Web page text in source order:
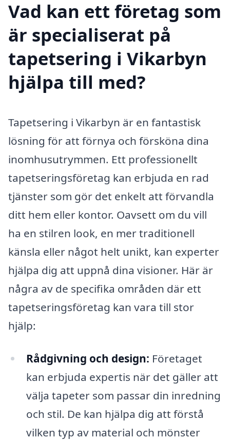
Vad kan ett företag som
är specialiserat på
tapetsering i Vikarbyn
hjälpa till med?
Tapetsering i Vikarbyn är en fantastisk
lösning för att förnya och försköna dina
inomhusutrymmen. Ett professionellt
tapetseringsföretag kan erbjuda en rad
tjänster som gör det enkelt att förvandla
ditt hem eller kontor. Oavsett om du vill
ha en stilren look, en mer traditionell
känsla eller något helt unikt, kan experter
hjälpa dig att uppnå dina visioner. Här är
några av de specifika områden där ett
tapetseringsföretag kan vara till stor
hjälp:
Rådgivning och design: Företaget
kan erbjuda expertis när det gäller att
välja tapeter som passar din inredning
och stil. De kan hjälpa dig att förstå
vilken typ av material och mönster